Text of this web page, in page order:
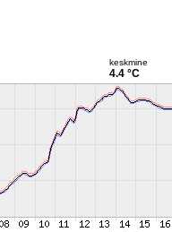
keskmine
4.4 °C